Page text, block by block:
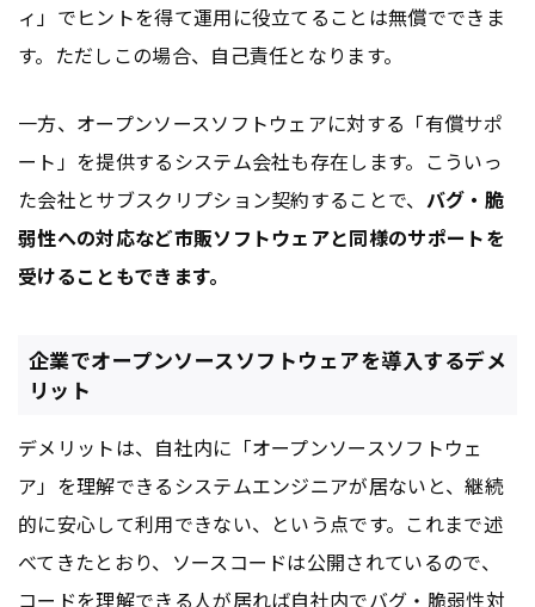
ィ」でヒントを得て運用に役立てることは無償でできま
す。ただしこの場合、自己責任となります。
一方、オープンソースソフトウェアに対する「有償サポ
ート」を提供するシステム会社も存在します。こういっ
た会社とサブスクリプション契約することで、 バグ・脆
弱性への対応など市販ソフトウェアと同様のサポートを
受けることもできます。
企業でオープンソースソフトウェアを導入するデメ
リット
デメリットは、自社内に「オープンソースソフトウェ
ア」を理解できるシステムエンジニアが居ないと、継続
的に安心して利用できない、という点です。これまで述
べてきたとおり、ソースコードは公開されているので、
コードを理解できる人が居れば自社内でバグ・脆弱性対